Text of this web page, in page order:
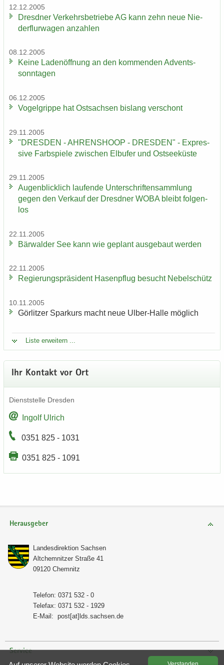
12.12.2005
Dresd­ner Ver­kehrs­be­trie­be AG kann zehn neue Nie­
der­flur­wa­gen an­zah­len
08.12.2005
Keine La­den­öff­nung an den kom­men­den Ad­vents­
sonn­ta­gen
06.12.2005
Vo­gel­grip­pe hat Ost­sach­sen bis­lang ver­schont
29.11.2005
"DRES­DEN - AH­REN­SHO­OP - DRES­DEN" - Ex­pres­
si­ve Farb­spie­le zwi­schen Elb­ufer und Ost­see­küs­te
29.11.2005
Au­gen­blick­lich lau­fen­de Un­ter­schrif­ten­samm­lung
gegen den Ver­kauf der Dresd­ner WOBA bleibt fol­gen­
los
22.11.2005
Bär­wal­der See kann wie ge­plant aus­ge­baut wer­den
22.11.2005
Re­gie­rungs­prä­si­dent Ha­sen­pflug be­sucht Ne­bel­schütz
10.11.2005
Gör­lit­zer Spar­kurs macht neue Ulber-​Halle mög­lich
Liste er­wei­tern ...
Ihr Kon­takt vor Ort
Dienst­stel­le Dres­den
In­golf Ul­rich
0351 825 - 1031
0351 825 - 1091
Herausgeber
Lan­des­di­rek­ti­on Sach­sen
Alt­chem­nit­zer Stra­ße 41
09120 Chem­nitz
Te­le­fon: 0371 532 - 0
Te­le­fax: 0371 532 - 1929
E-​Mail: post[at]lds.sach­sen.de
Service